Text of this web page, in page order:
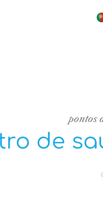
pontos
de